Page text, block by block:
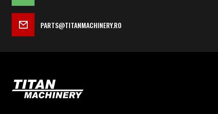
PARTS@TITANMACHINERY.RO